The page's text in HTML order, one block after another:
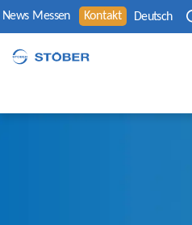
News Messen Kontakt Deutsch